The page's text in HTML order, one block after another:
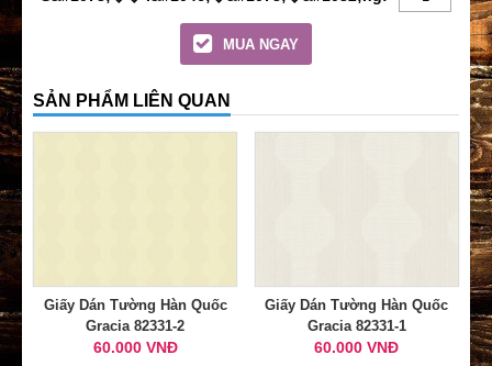
MUA NGAY
SẢN PHẨM LIÊN QUAN
Giấy Dán Tường Hàn Quốc
Gracia 82331-2
60.000 VNĐ
Giấy Dán Tường Hàn Quốc
Gracia 82331-1
60.000 VNĐ